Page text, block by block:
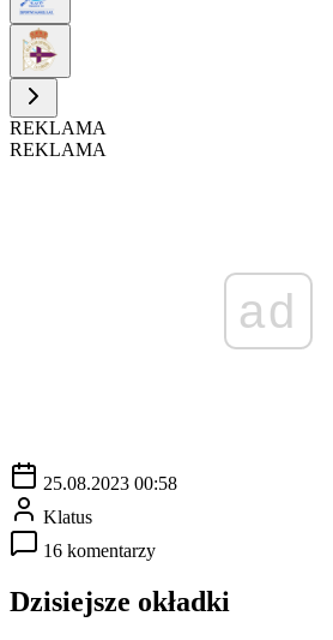
REKLAMA
REKLAMA
ad
25.08.2023 00:58
Klatus
16 komentarzy
Dzisiejsze okładki